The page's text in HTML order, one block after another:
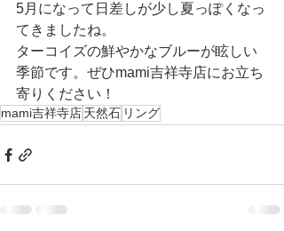
5月になって日差しが少し夏っぽくなっ
てきましたね。
ターコイズの鮮やかなブルーが眩しい
季節です。ぜひmami吉祥寺店にお立ち
寄りください！
mami吉祥寺店天然石 リング